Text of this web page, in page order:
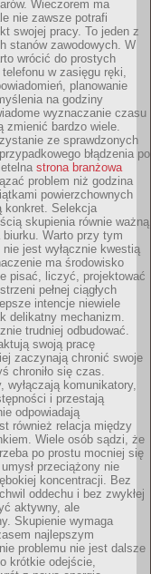
Wieczorem ma
nie zawsze potrafi
swojej pracy. To jeden z
stanów zawodowych. W
wrócić do prostych
w zasięgu ręki,
planowanie
na godziny
wyznaczanie czasu
zmienić bardzo wiele.
ze sprawdzonych
błądzenia po
strona branżowa
problem niż godzina
powierzchownych
konkret. Selekcja
skupienia równie ważną
Warto przy tym
jest wyłącznie kwestią
ma środowisko
pisać, liczyć, projektować
pełnej ciągłych
intencje niewiele
delikatny mechanizm.
trudniej odbudować.
swoją pracę
zaczynają chronić swoje
chroniło się czas.
wyłączają komunikatory,
i przestają
odpowiadają
również relacja między
Wiele osób sądzi, że
po prostu mocniej się
przeciążony nie
koncentracji. Bez
oddechu i bez zwykłej
aktywny, ale
Skupienie wymaga
najlepszym
problemu nie jest dalsze
krótkie odejście,